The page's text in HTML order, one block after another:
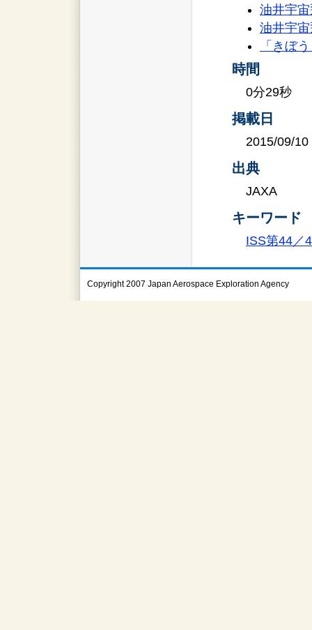
油井宇
油井宇
「きぼ
時間
0分29秒
掲載日
2015/09/10
出典
JAXA
キーワード
ISS第44／
Copyright 2007 Japan Aerospace Exploration Agency